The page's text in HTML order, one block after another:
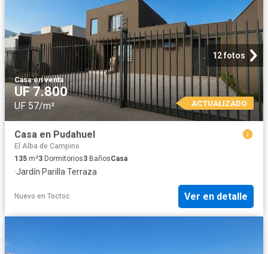
12 fotos
Casa·en venta
UF 7.800
UF 57/m² ACTUALIZADO
Casa en Pudahuel
El Alba de Campino
135 m²3 Dormitorios3 BañosCasa
·Jardín·Parilla·Terraza
Nuevo en Toctoc Ver en detalle